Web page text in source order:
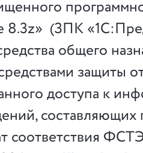
8.3z» (ЗПК
общего
защиты
доступа к
составляющих
соответствия